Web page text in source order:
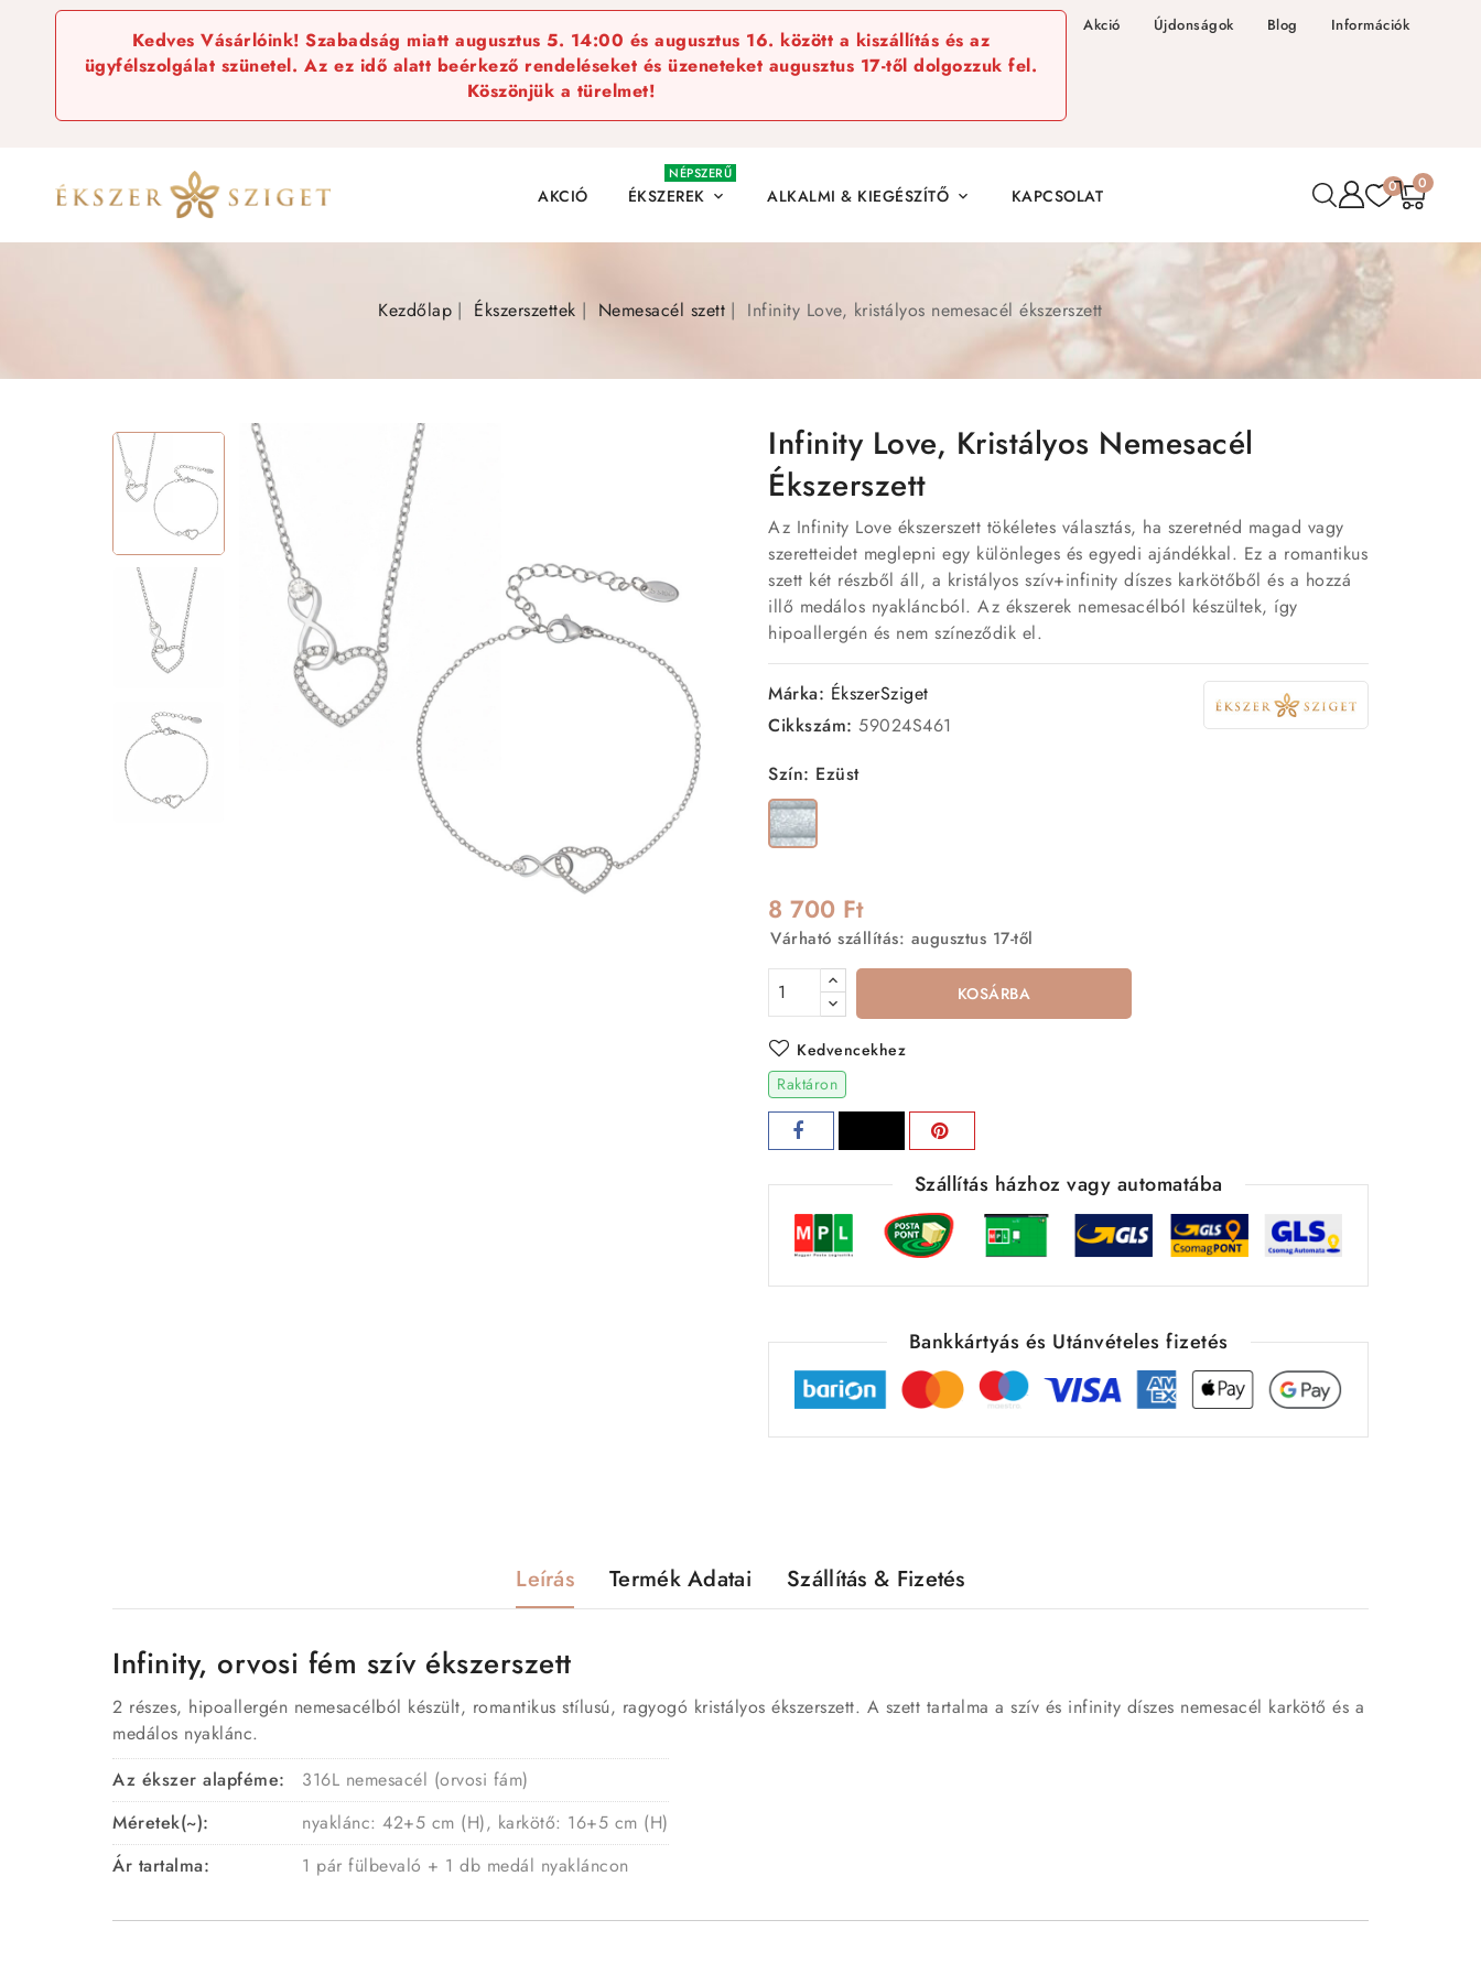
Kedves Vásárlóink! Szabadság miatt augusztus 5. 14:00 és augusztus 16. között a kiszállítás és az
ügyfélszolgálat szünetel. Az ez idő alatt beérkező rendeléseket és üzeneteket augusztus 17-től dolgozzuk fel.
Köszönjük a türelmet!
Akció Újdonságok Blog Információk
AKCIÓ ÉKSZEREK 
NÉPSZERŰ
ALKALMI & KIEGÉSZÍTŐ  KAPCSOLAT 0 0
Kezdőlap Ékszerszettek Nemesacél szett Infinity Love, kristályos nemesacél ékszerszett
Infinity Love, Kristályos Nemesacél
Ékszerszett
Az Infinity Love ékszerszett tökéletes választás, ha szeretnéd magad vagy
szeretteidet meglepni egy különleges és egyedi ajándékkal. Ez a romantikus
szett két részből áll, a kristályos szív+infinity díszes karkötőből és a hozzá
illő medálos nyakláncból. Az ékszerek nemesacélból készültek, így
hipoallergén és nem színeződik el.
Márka: ÉkszerSziget
Cikkszám: 59024S461
Szín: Ezüst
Ezüst
8 700 Ft
Várható szállítás: augusztus 17-től
KOSÁRBA
Kedvencekhez
Raktáron
Szállítás házhoz vagy automatába
Bankkártyás és Utánvételes fizetés
Leírás Termék Adatai Szállítás & Fizetés
Infinity, orvosi fém szív ékszerszett
2 részes, hipoallergén nemesacélból készült, romantikus stílusú, ragyogó kristályos ékszerszett. A szett tartalma a szív és infinity díszes nemesacél karkötő és a
medálos nyaklánc.
Az ékszer alapféme:
316L nemesacél (orvosi fám)
Méretek(~):
nyaklánc: 42+5 cm (H), karkötő: 16+5 cm (H)
Ár tartalma:
1 pár fülbevaló + 1 db medál nyakláncon